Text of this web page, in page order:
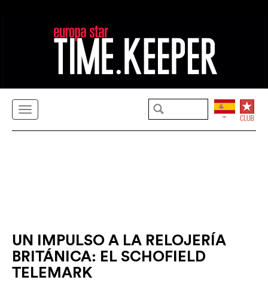
UN IMPULSO A LA RELOJERÍA
BRITÁNICA: EL SCHOFIELD
TELEMARK